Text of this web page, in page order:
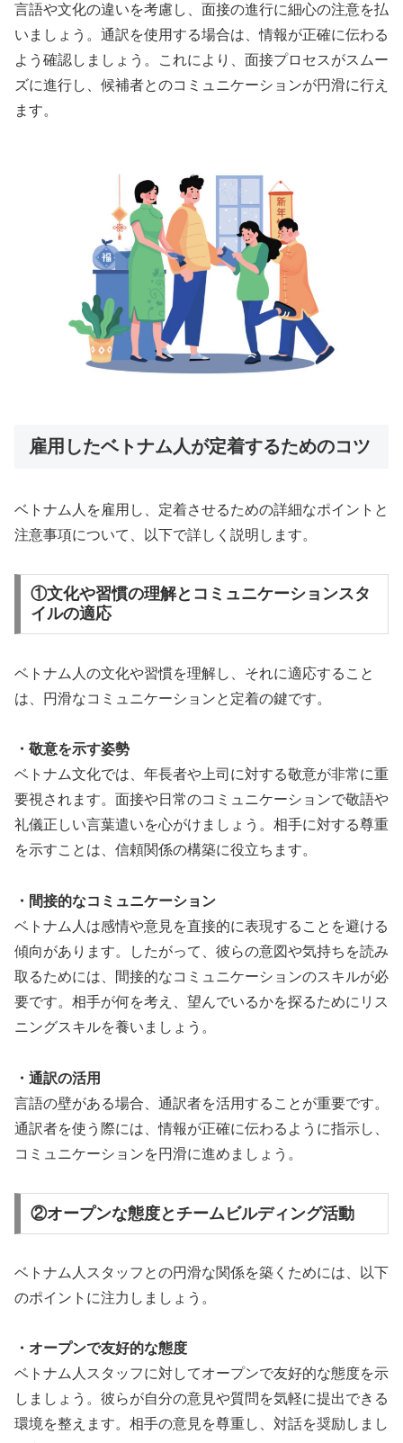
言語や文化の違いを考慮し、面接の進行に細心の注意を払
いましょう。通訳を使用する場合は、情報が正確に伝わる
よう確認しましょう。これにより、面接プロセスがスムー
ズに進行し、候補者とのコミュニケーションが円滑に行え
ます。
雇用したベトナム人が定着するためのコツ
ベトナム人を雇用し、定着させるための詳細なポイントと
注意事項について、以下で詳しく説明します。
①文化や習慣の理解とコミュニケーションスタ
イルの適応
ベトナム人の文化や習慣を理解し、それに適応すること
は、円滑なコミュニケーションと定着の鍵です。
・敬意を示す姿勢
ベトナム文化では、年長者や上司に対する敬意が非常に重
要視されます。面接や日常のコミュニケーションで敬語や
礼儀正しい言葉遣いを心がけましょう。相手に対する尊重
を示すことは、信頼関係の構築に役立ちます。
・間接的なコミュニケーション
ベトナム人は感情や意見を直接的に表現することを避ける
傾向があります。したがって、彼らの意図や気持ちを読み
取るためには、間接的なコミュニケーションのスキルが必
要です。相手が何を考え、望んでいるかを探るためにリス
ニングスキルを養いましょう。
・通訳の活用
言語の壁がある場合、通訳者を活用することが重要です。
通訳者を使う際には、情報が正確に伝わるように指示し、
コミュニケーションを円滑に進めましょう。
②オープンな態度とチームビルディング活動
ベトナム人スタッフとの円滑な関係を築くためには、以下
のポイントに注力しましょう。
・オープンで友好的な態度
ベトナム人スタッフに対してオープンで友好的な態度を示
しましょう。彼らが自分の意見や質問を気軽に提出できる
環境を整えます。相手の意見を尊重し、対話を奨励しまし